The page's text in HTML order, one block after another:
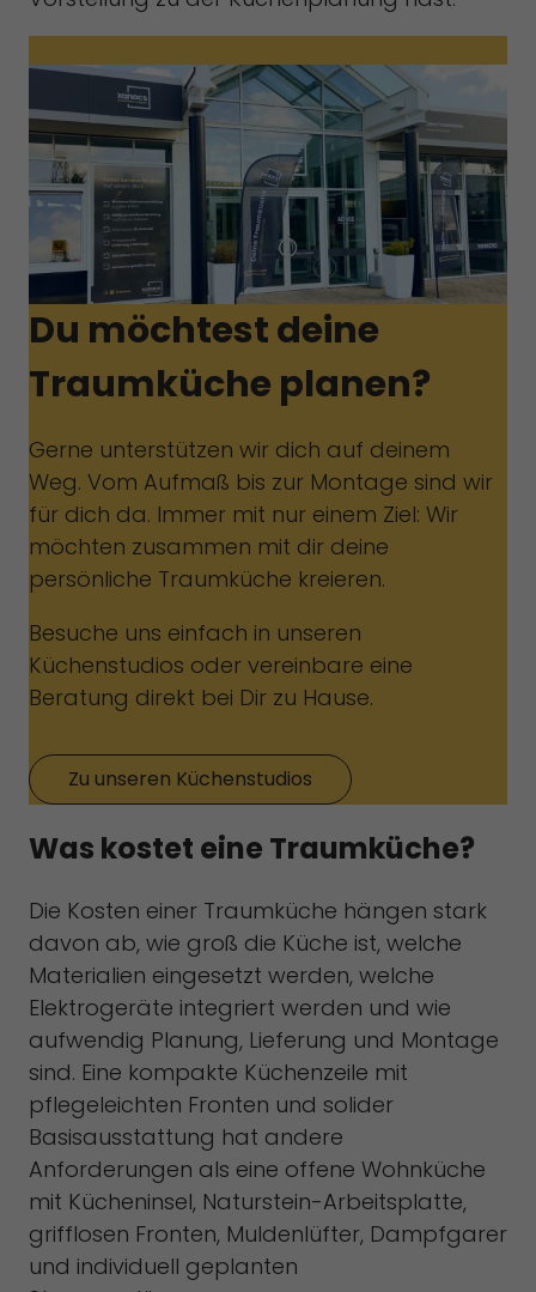
Du möchtest deine
Traumküche planen?
Gerne unterstützen wir dich auf deinem
Weg. Vom Aufmaß bis zur Montage sind wir
für dich da. Immer mit nur einem Ziel: Wir
möchten zusammen mit dir deine
persönliche Traumküche kreieren.
Besuche uns einfach in unseren
Küchenstudios oder vereinbare eine
Beratung direkt bei Dir zu Hause.
Zu unseren Küchenstudios
Was kostet eine Traumküche?
Die Kosten einer Traumküche hängen stark
davon ab, wie groß die Küche ist, welche
Materialien eingesetzt werden, welche
Elektrogeräte integriert werden und wie
aufwendig Planung, Lieferung und Montage
sind. Eine kompakte Küchenzeile mit
pflegeleichten Fronten und solider
Basisausstattung hat andere
Anforderungen als eine offene Wohnküche
mit Kücheninsel, Naturstein-Arbeitsplatte,
grifflosen Fronten, Muldenlüfter, Dampfgarer
und individuell geplanten